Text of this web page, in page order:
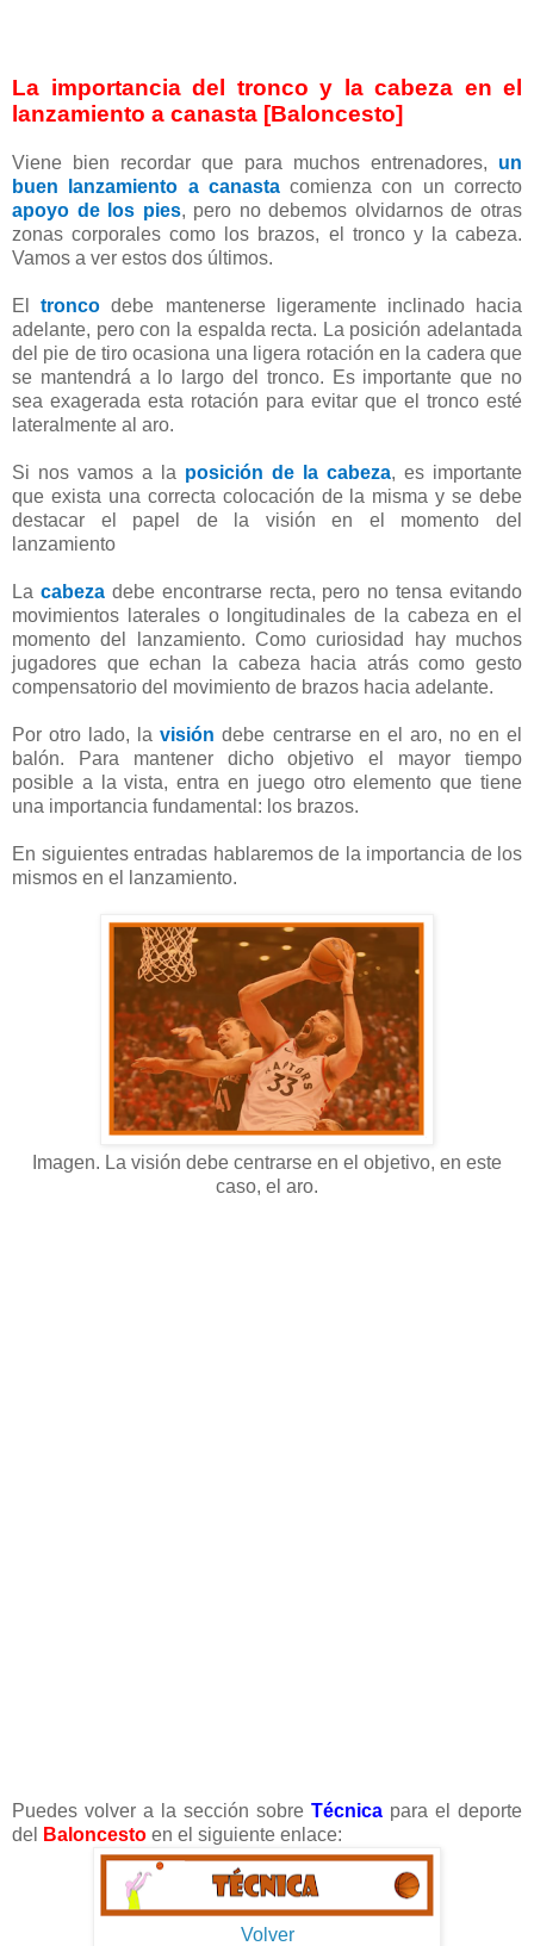
La importancia del tronco y la cabeza en el
lanzamiento a canasta [Baloncesto]
Viene bien recordar que para muchos entrenadores, un
buen lanzamiento a canastacomienza con un correcto
apoyo de los pies, pero no debemos olvidarnos de otras
zonas corporales como los brazos, el tronco y la cabeza.
Vamos a ver estos dos últimos.
Eltronco debe mantenerse ligeramente inclinado hacia
adelante, pero con la espalda recta. La posición adelantada
del pie de tiro ocasiona una ligera rotación en la cadera que
se mantendrá a lo largo del tronco. Es importante que no
sea exagerada esta rotación para evitar que el tronco esté
lateralmente al aro.
Si nos vamos a la posición de la cabeza, es importante
que exista una correcta colocación de la misma y se debe
destacar el papel de la visión en el momento del
lanzamiento
La cabezadebe encontrarse recta, pero no tensa evitando
movimientos laterales o longitudinales de la cabeza en el
momento del lanzamiento. Como curiosidad hay muchos
jugadores que echan la cabeza hacia atrás como gesto
compensatorio del movimiento de brazos hacia adelante.
Por otro lado, lavisión debe centrarse en el aro, no en el
balón. Para mantener dicho objetivo el mayor tiempo
posible a la vista, entra en juego otro elemento que tiene
una importancia fundamental: los brazos.
En siguientes entradas hablaremos de la importancia de los
mismos en el lanzamiento.
Imagen. La visión debe centrarse en el objetivo, en este
caso, el aro.
Puedes volver a la sección sobre Técnica para el deporte
del
Baloncesto en el siguiente enlace:
Volver